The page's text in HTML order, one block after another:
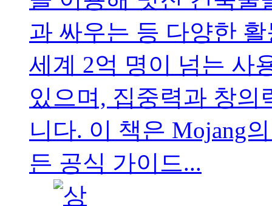
과 싸우는 등 다양한
세계 2억 명이 넘는 사
있으며, 집중력과 창의
니다. 이 책은 Mojang
든 공식 가이드...